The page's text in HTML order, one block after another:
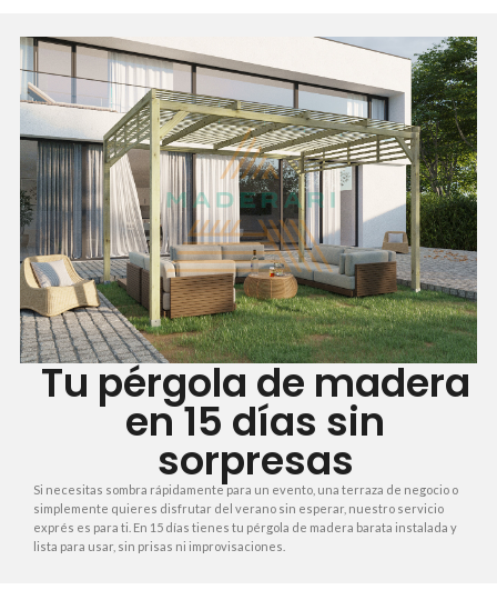
Tu pérgola de madera
en 15 días sin
sorpresas
Si necesitas sombra rápidamente para un evento, una terraza de negocio o
simplemente quieres disfrutar del verano sin esperar, nuestro servicio
exprés es para ti. En 15 días tienes tu pérgola de madera barata instalada y
lista para usar, sin prisas ni improvisaciones.